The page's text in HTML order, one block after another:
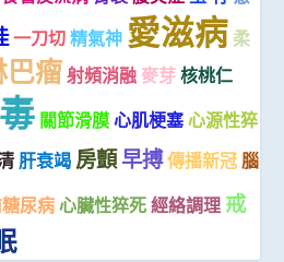
一刀切 精氣神 愛滋病 柔
巴瘤 射頻消融 麥芽 核桃仁
關節滑膜 心肌梗塞 心源性猝
肝衰竭 房顫早搏傳播新冠 腦
尿病 心臟性猝死 經絡調理 戒